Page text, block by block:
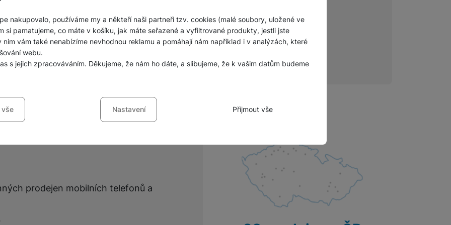
nakupovalo, používáme my a někteří naši partneři tzv. cookies (malé soubory, uložené ve
si pamatujeme, co máte v košíku, jak máte seřazené a vyfiltrované produkty, jestli jste
nim vám také nenabízíme nevhodnou reklamu a pomáhají nám například i v analýzách, které
webu.
s jejich zpracováváním. Děkujeme, že nám ho dáte, a slibujeme, že k vašim datům budeme
s kategoriemi cookies
náš web nebude fungovat
váš průchod nákupním košíkem, porovnávání produktů a další nezbytné funkce.
abyste nemuseli vše nastavovat znovu a abyste se s námi mohli spojit např. pomocí
jak se na webu chováte, a mohli náš web dále zlepšovat
vše Nastavení Přijmout vše
prodejen mobilních telefonů a